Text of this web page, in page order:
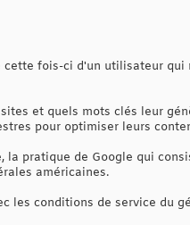
fois-ci d'un utilisateur
et quels mots clés leur
pour optimiser leurs
pratique de Google qui
américaines.
les conditions de service du